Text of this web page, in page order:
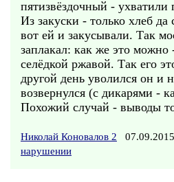
пятизвёздочный - ухватили
Из закуски - только хлеб да
вот ей и закусывали. Так
заплакал: как же это можно
селёдкой ржавой. Так его
другой день уволился он и
возвернулся (с дикарями -
Похожий случай - выводы
Николай Коновалов 2
нарушении